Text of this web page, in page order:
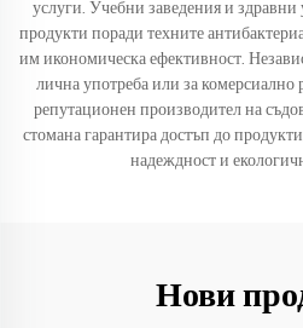
услуги. Учебни заведения и здравни
продукти поради техните
им икономическа ефективност.
лична употреба или за комерсиално
репутационен производител на
стомана гарантира достъп до
надеждност и
Нови